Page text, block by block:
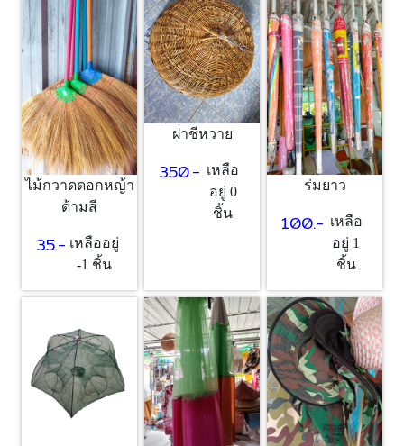
ไม้กวาดดอกหญ้า
ด้ามสี
35.- เหลืออยู่
-1 ชิ้น
ฝาชีหวาย
350.- เหลือ
อยู่ 0
ชิ้น
ร่มยาว
100.- เหลือ
อยู่ 1
ชิ้น